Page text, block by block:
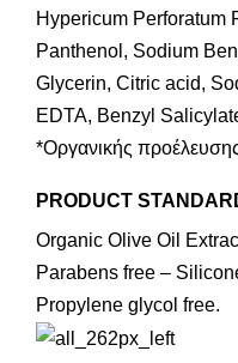
Hypericum Perforatum
Panthenol, Sodium
Glycerin, Citric acid,
EDTA, Benzyl
*Οργανικής
PRODUCT
Organic Olive Oil
Parabens free –
Propylene glycol free.